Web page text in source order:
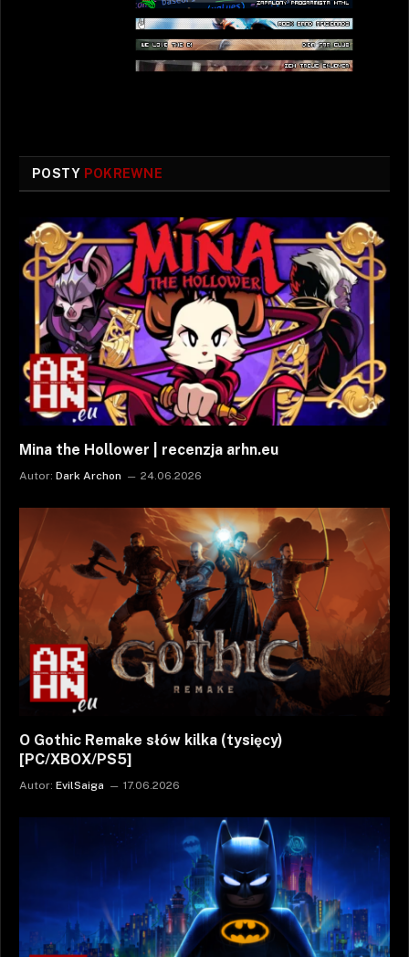
POSTY POKREWNE
Mina the Hollower | recenzja arhn.eu
Autor: Dark Archon 24.06.2026
O Gothic Remake słów kilka (tysięcy)
[PC/XBOX/PS5]
Autor: EvilSaiga 17.06.2026